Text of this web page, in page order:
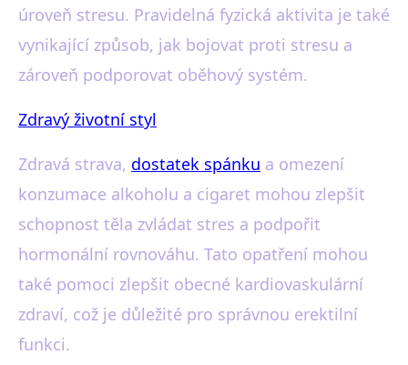
úroveň stresu. Pravidelná fyzická aktivita je také
vynikající způsob, jak bojovat proti stresu a
zároveň podporovat oběhový systém.
Zdravý životní styl
Zdravá strava, dostatek spánku a omezení
konzumace alkoholu a cigaret mohou zlepšit
schopnost těla zvládat stres a podpořit
hormonální rovnováhu. Tato opatření mohou
také pomoci zlepšit obecné kardiovaskulární
zdraví, což je důležité pro správnou erektilní
funkci.